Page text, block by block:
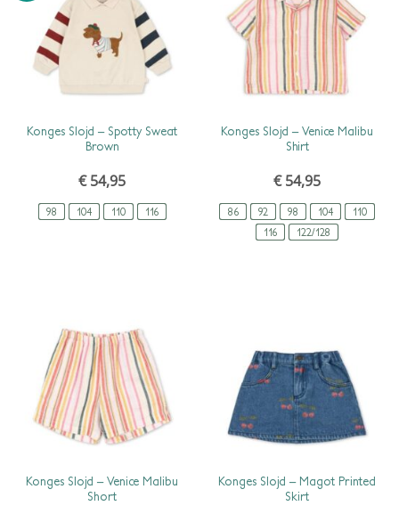
SCHNELLANSICHT
98 104 110 116
Konges Slojd – Spotty Sweat
Brown
€54,95
SCHNELLANSICHT
86 92 98 104
110
116
122/128
Konges Slojd – Venice Malibu
Shirt
€54,95
Konges Slojd – Venice Malibu
Short
Konges Slojd – Magot Printed
Skirt